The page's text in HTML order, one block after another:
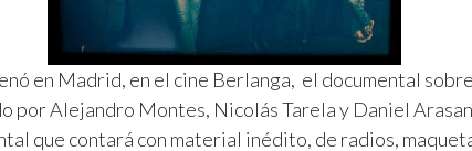
en Madrid, en el cine Berlanga, el documental
por Alejandro Montes, Nicolás Tarela y Daniel
que contará con material inédito, de radios,